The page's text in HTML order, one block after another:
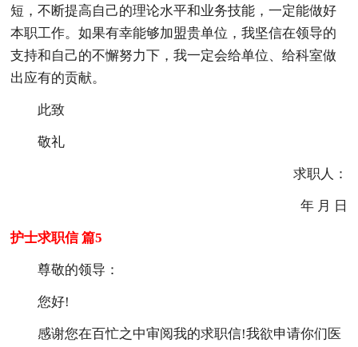
短，不断提高自己的理论水平和业务技能，一定能做好
本职工作。如果有幸能够加盟贵单位，我坚信在领导的
支持和自己的不懈努力下，我一定会给单位、给科室做
出应有的贡献。
此致
敬礼
求职人：
年 月 日
护士求职信 篇5
尊敬的领导：
您好!
感谢您在百忙之中审阅我的求职信!我欲申请你们医